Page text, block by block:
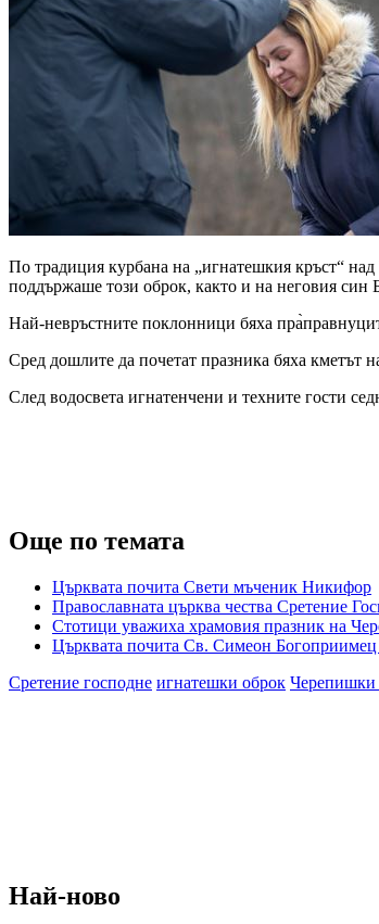
По традиция курбана на „игнатешкия кръст“
поддържаше този оброк, както и на неговия
Най-невръстните поклонници бяха
Сред дошлите да почетат празника бяха
След водосвета игнатенчени и техните гости
Още по темата
Църквата почита Свети мъченик Никифор
Православната църква чества Сретение
Стотици уважиха храмовия празник на
Църквата почита Св. Симеон
Сретение господне игнатешки оброк Черепишки
Най-ново